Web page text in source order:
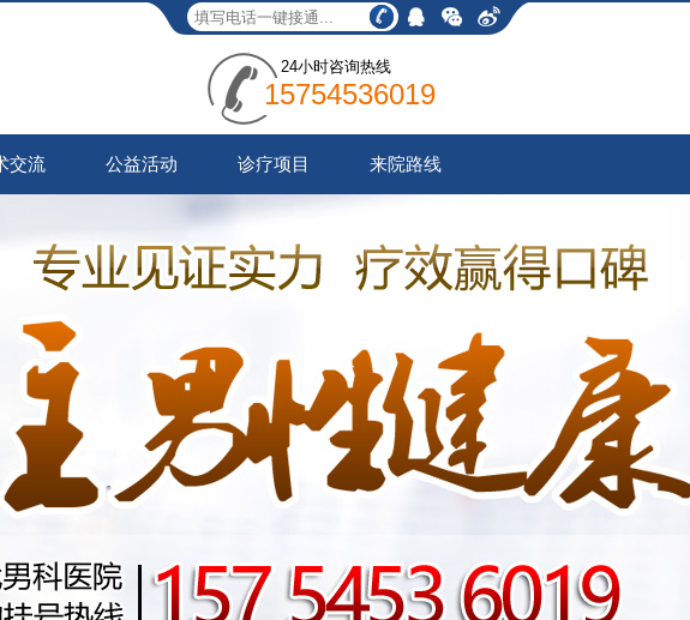
24小时咨询热线
15754536019
交流 公益活动 诊疗项目 来院路线